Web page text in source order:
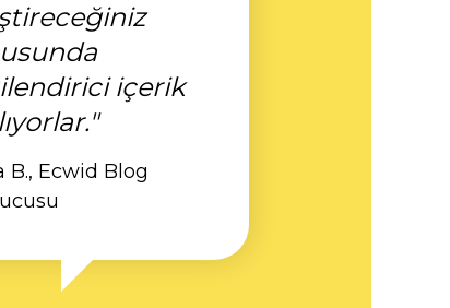
içerik
B., Ecwid Blog